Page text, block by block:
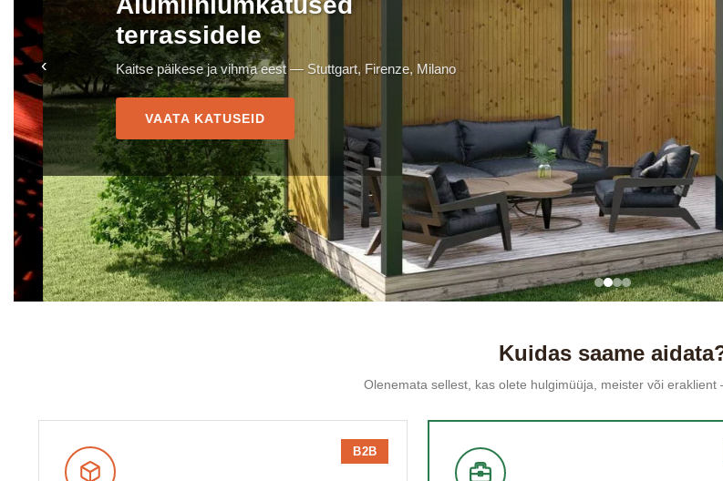
terrassidele
Kaitse päikese ja vihma eest — Stuttgart, Firenze, Milano
VAATA KATUSEID
‹
Kuidas saame
Olenemata sellest, kas olete hulgimüüja, meister või
B2B